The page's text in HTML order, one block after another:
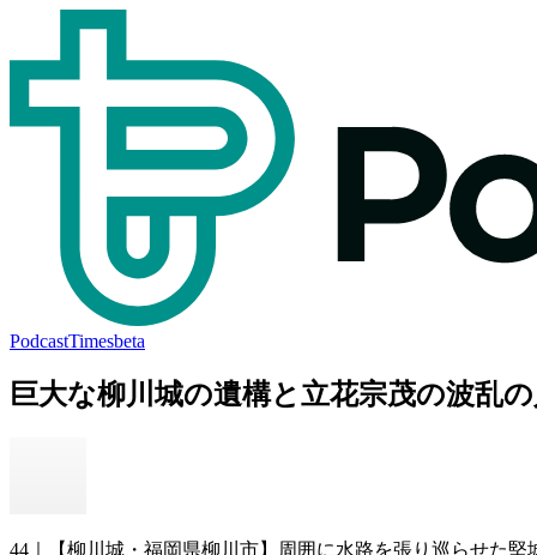
PodcastTimesbeta
巨大な柳川城の遺構と立花宗茂の波乱
44｜【柳川城・福岡県柳川市】周囲に水路を張り巡らせた堅